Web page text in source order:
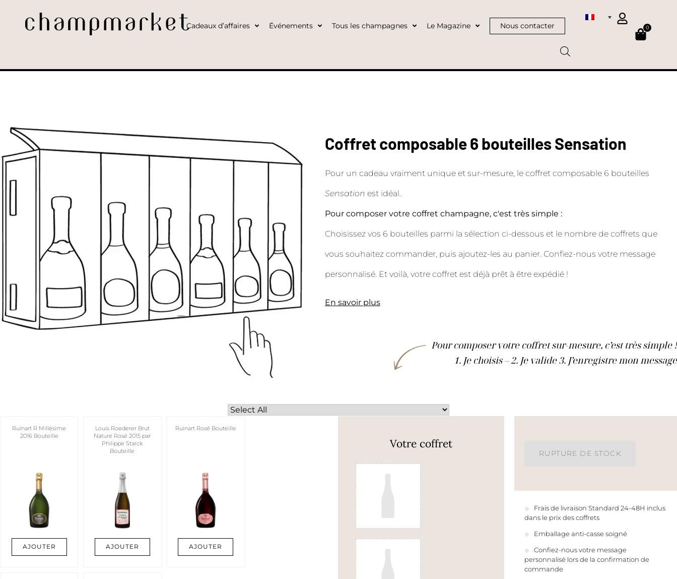
Cadeaux d’affaires Événements Tous les champagnes Le Magazine Nous contacter 0
Coffret composable 6 bouteilles Sensation
Pour un cadeau vraiment unique et sur-mesure, le coffret composable 6 bouteilles
Sensation est idéal.
Pour composer votre coffret champagne, c'est très simple :
Choisissez vos 6 bouteilles parmi la sélection ci-dessous et le nombre de coffrets que
vous souhaitez commander, puis ajoutez-les au panier. Confiez-nous votre message
personnalisé. Et voilà, votre coffret est déjà prêt à être expédié !
En savoir plus
Pour composer votre coffret sur-mesure, c’est très simple !
1. Je choisis – 2. Je valide 3. J’enregistre mon message
Votre coffret
Ruinart R Millésime
2016 Bouteille
AJOUTER
Louis Roederer Brut
Nature Rosé 2015 par
Philippe Starck
Bouteille
AJOUTER
Ruinart Rosé Bouteille
AJOUTER
RUPTURE DE STOCK
Frais de livraison Standard 24-48H inclus
dans le prix des coffrets
Emballage anti-casse soigné
Confiez-nous votre message
personnalisé lors de la confirmation de
commande